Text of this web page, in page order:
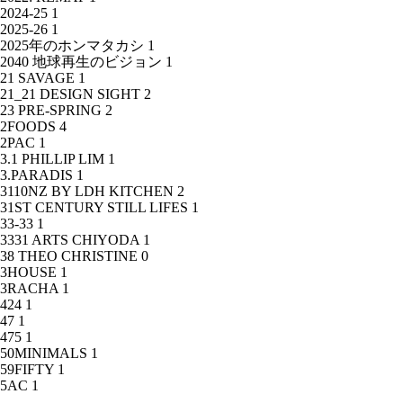
2024-25 1
2025-26 1
2025年のホンマタカシ 1
2040 地球再生のビジョン 1
21 SAVAGE 1
21_21 DESIGN SIGHT 2
23 PRE-SPRING 2
2FOODS 4
2PAC 1
3.1 PHILLIP LIM 1
3.PARADIS 1
3110NZ BY LDH KITCHEN 2
31ST CENTURY STILL LIFES 1
33-33 1
3331 ARTS CHIYODA 1
38 THEO CHRISTINE 0
3HOUSE 1
3RACHA 1
424 1
47 1
475 1
50MINIMALS 1
59FIFTY 1
5AC 1